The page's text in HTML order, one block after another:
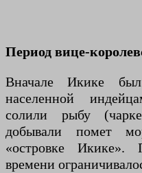
Период вице-
Вначале Икике
населенной
солили рыбу
добывали помет
«островке Икике».
времени